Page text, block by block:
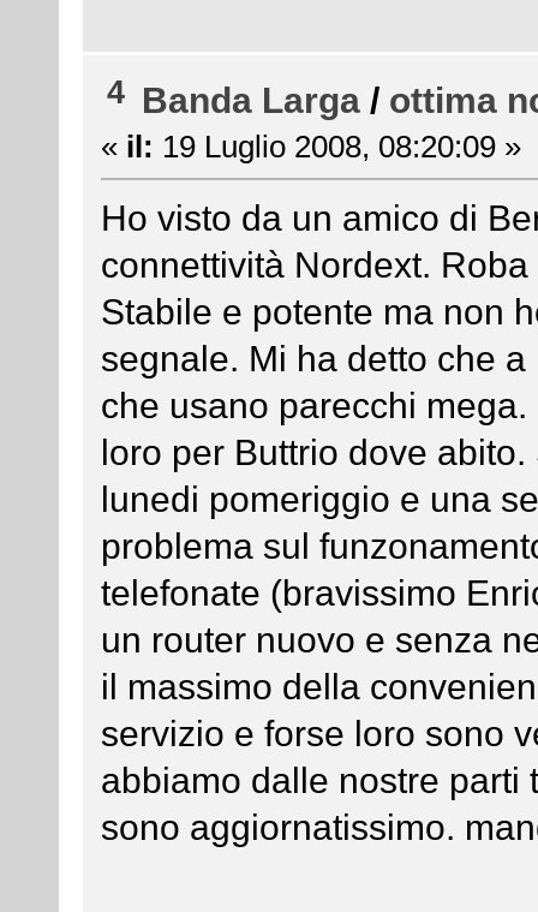
4 Banda Larga / ottima
« il: 19 Luglio 2008, 08:20:09 »
Ho visto da un amico di
connettività Nordext.
Stabile e potente ma non
segnale. Mi ha detto che
che usano parecchi
loro per Buttrio dove
lunedi pomeriggio e una
problema sul
telefonate (bravissimo
un router nuovo e senza
il massimo della
servizio e forse loro sono
abbiamo dalle nostre parti
sono aggiornatissimo.